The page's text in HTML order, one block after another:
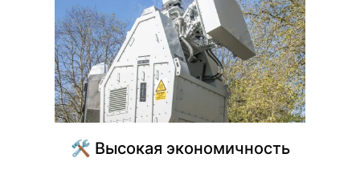
🛠️ Высокая экономичность